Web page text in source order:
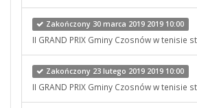
Zakończony 30 marca 2019 2019 10:00
II GRAND PRIX Gminy Czosnów w tenisie
Zakończony 23 lutego 2019 2019 10:00
II GRAND PRIX Gminy Czosnów w tenisie